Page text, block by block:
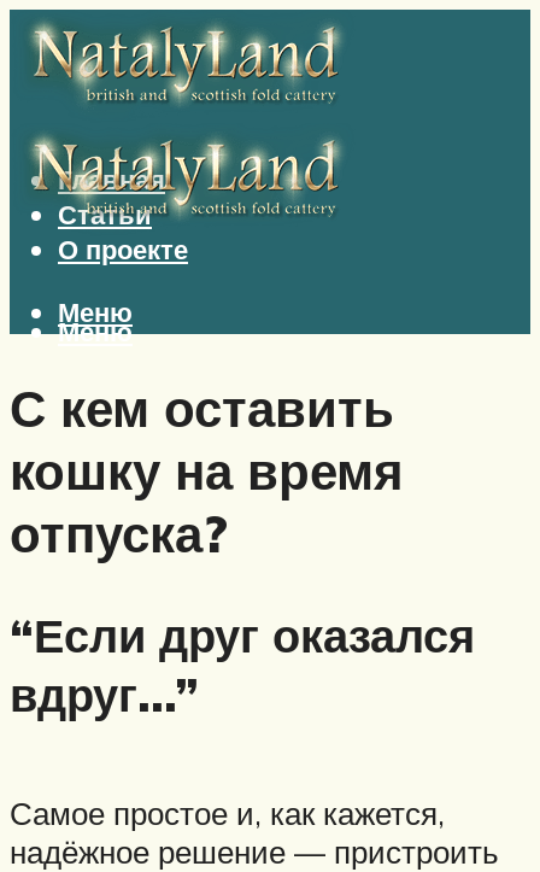
Главная
Статьи
О проекте
Меню
Меню
С кем оставить
кошку на время
отпуска?
“Если друг оказался
вдруг…”
Самое простое и, как кажется,
надёжное решение — пристроить